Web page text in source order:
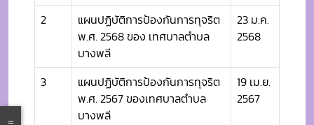
2
แผนปฏิบัติการป้องกันการทุจริต
พ.ศ. 2568 ของ เทศบาลตำบล
บางพลี
23 ม.ค.
2568
3
แผนปฏิบัติการป้องกันการทุจริต
พ.ศ. 2567 ของเทศบาลตำบล
บางพลี
19 เม.ย.
2567